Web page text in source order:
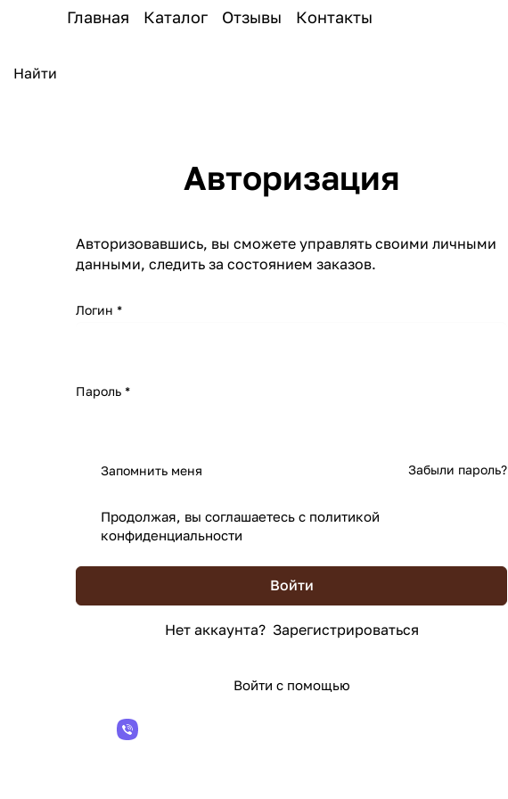
Главная Каталог Отзывы Контакты
Авторизация
Авторизовавшись, вы сможете управлять своими личными
данными, следить за состоянием заказов.
Логин *
Пароль *
Запомнить меня Забыли пароль?
Продолжая, вы соглашаетесь с политикой
конфиденциальности
Войти
Нет аккаунта? Зарегистрироваться
Войти с помощью